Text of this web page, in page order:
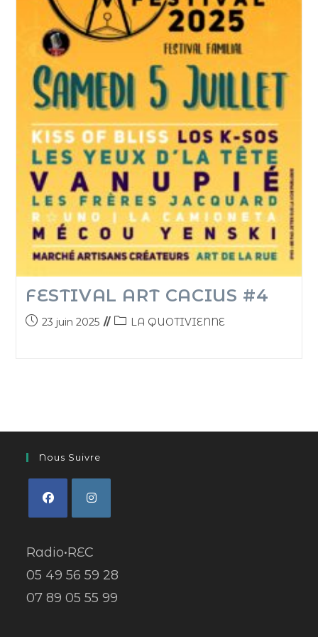
FESTIVAL ART CACIUS #4
23 juin 2025 LA QUOTIVIENNE
Nous Suivre
Radio•REC
05 49 56 59 28
07 89 05 55 99